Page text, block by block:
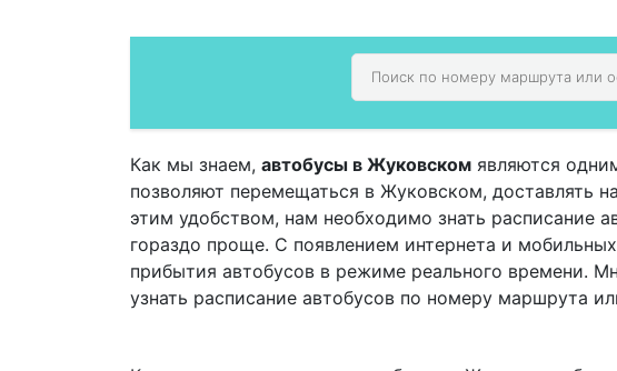
Как мы знаем, автобусы в Жуковском являются
позволяют перемещаться в Жуковском, доставлять
этим удобством, нам необходимо знать расписание
гораздо проще. С появлением интернета и
прибытия автобусов в режиме реального времени.
узнать расписание автобусов по номеру маршрута